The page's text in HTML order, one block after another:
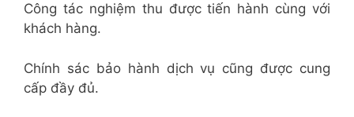
Công tác nghiệm thu được tiến hành cùng với
khách hàng.
Chính sác bảo hành dịch vụ cũng được cung
cấp đầy đủ.